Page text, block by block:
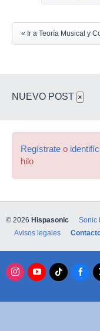
« Ir a Teoría Musical y
NUEVO POST ×
Regístrate o
hilo
© 2026 Hispasonic Sonic
Avisos legales